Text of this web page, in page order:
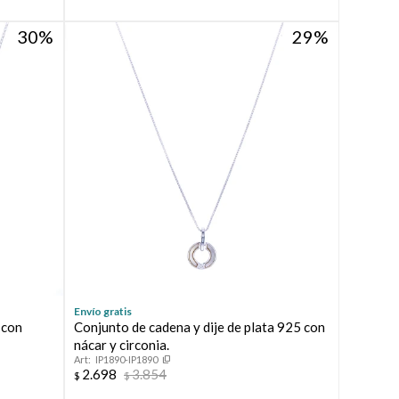
30 29
Envío gratis
Conjunto de cadena y dije de plata 925 con
nácar y circonia.
IP1890-IP1890
$ 2.698 $3.854